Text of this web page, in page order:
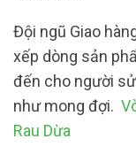
Đội ngũ Giao
xếp dòng sản
đến cho người
như mong đợi.
Rau Dừa